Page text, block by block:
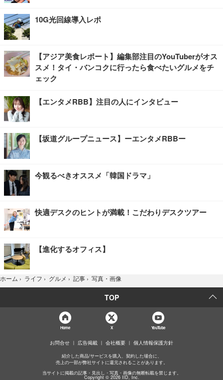
10G光回線導入レポ
【アジア美食レポート】編集部注目のYouTuberがオス
スメ！タイ・バンコクに行ったら食べたいグルメをチ
ェック
【エンタメRBB】注目の人にインタビュー
【坂道グループニュース】ーエンタメRBBー
今観るべきオススメ「韓国ドラマ」
快適デスクのヒントが満載！こだわりデスクツアー
【進化するオフィス】
ホーム › ライフ › グルメ › 記事 › 写真・画像
TOP
Home X YouTube
お問合せ 広告掲載 会社概要 個人情報保護方針
紹介した商品/サービスを購入、契約した場合に、
売上の一部が弊社サイトに還元されることがあります。
当サイトに掲載の記事・見出し・写真・画像の無断転載を禁じます。
Copyright © 2026 IID, Inc.